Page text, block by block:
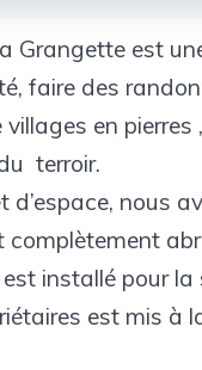
Grangette est
faire des
en
terroir.
d’espace, nous
complètement
installé pour
est mis à